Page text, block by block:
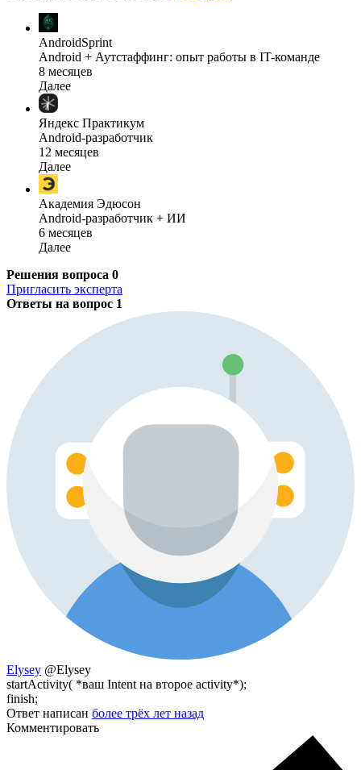
AndroidSprint
Android + Аутстаффинг: опыт работы в IT-команде
8 месяцев
Далее
Яндекс Практикум
Android-разработчик
12 месяцев
Далее
Академия Эдюсон
Android-разработчик + ИИ
6 месяцев
Далее
Решения вопроса 0
Пригласить эксперта
Ответы на вопрос 1
Elysey @Elysey
startActivity( *ваш Intent на второе activity*);
finish;
Ответ написан более трёх лет назад
Комментировать